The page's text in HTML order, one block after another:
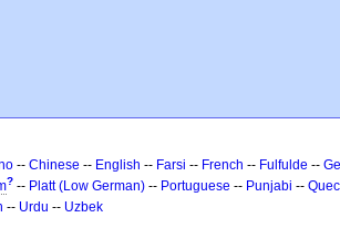
-- Chinese -- English -- Farsi -- French -- Fulfulde --
? -- Platt (Low German) -- Portuguese -- Punjabi --
-- Urdu -- Uzbek